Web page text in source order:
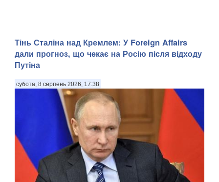
Тінь Сталіна над Кремлем: У Foreign Affairs
дали прогноз, що чекає на Росію після відходу
Путіна
субота, 8 серпень 2026, 17:38